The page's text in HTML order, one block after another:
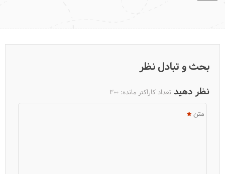
بحث و تبادل نظر
نظر دهید تعداد کاراکتر مانده: 300
متن